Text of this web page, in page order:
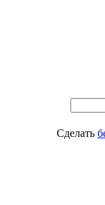
Сделать